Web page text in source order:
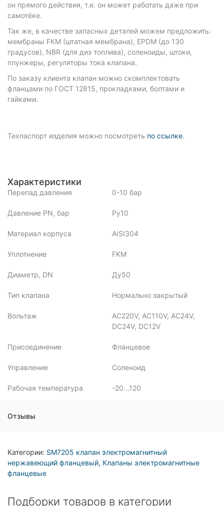
он прямого действия, т.е. он может работать даже при
самотёке.
Так же, в качестве запасных деталей можем предложить:
мембраны FKM (штатная мембрана), EPDM (до 130
градусов), NBR (для диз топлива), соленоиды, штоки,
плунжеры, регуляторы тока клапана.
По заказу клиента клапан можно скомплектовать
фланцами по ГОСТ 12815, прокладками, болтами и
гайками.
Техпаспорт изделия можно посмотреть по ссылке.
Характеристики
Перепад давления 0-10 бар
Давление PN, бар Ру10
Материал корпуса AISI304
Уплотнение FKM
Диаметр, DN Ду50
Тип клапана Нормально закрытый
Вольтаж
AC220V, AC110V, AC24V,
DC24V, DC12V
Присоединение Фланцевое
Управление Соленоид
Рабочая температура -20...120
Отзывы
Категории: SM7205 клапан электромагнитный
нержавеющий фланцевый, Клапаны электромагнитные
фланцевые
Подборки товаров в категории